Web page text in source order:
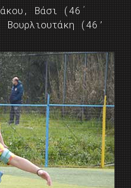
Βάσι (46΄
(46’